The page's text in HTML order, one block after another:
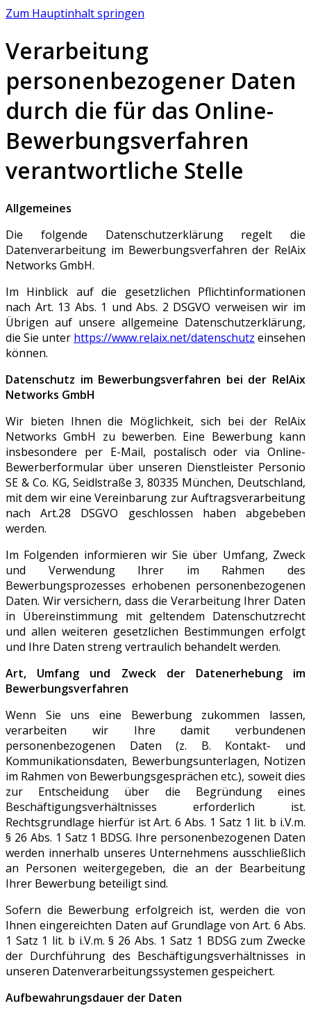
Zum Hauptinhalt springen
Verarbeitung
personenbezogener Daten
durch die für das Online-
Bewerbungsverfahren
verantwortliche Stelle
Allgemeines
Die folgende Datenschutzerklärung regelt die
Datenverarbeitung im Bewerbungsverfahren der RelAix
Networks GmbH.
Im Hinblick auf die gesetzlichen Pflichtinformationen
nach Art. 13 Abs. 1 und Abs. 2 DSGVO verweisen wir im
Übrigen auf unsere allgemeine Datenschutzerklärung,
die Sie unter https://www.relaix.net/datenschutz einsehen
können.
Datenschutz im Bewerbungsverfahren bei der RelAix
Networks GmbH
Wir bieten Ihnen die Möglichkeit, sich bei der RelAix
Networks GmbH zu bewerben. Eine Bewerbung kann
insbesondere per E-Mail, postalisch oder via Online-
Bewerberformular über unseren Dienstleister Personio
SE & Co. KG, Seidlstraße 3, 80335 München, Deutschland,
mit dem wir eine Vereinbarung zur Auftragsverarbeitung
nach Art.28 DSGVO geschlossen haben abgebeben
werden.
Im Folgenden informieren wir Sie über Umfang, Zweck
und Verwendung Ihrer im Rahmen des
Bewerbungsprozesses erhobenen personenbezogenen
Daten. Wir versichern, dass die Verarbeitung Ihrer Daten
in Übereinstimmung mit geltendem Datenschutzrecht
und allen weiteren gesetzlichen Bestimmungen erfolgt
und Ihre Daten streng vertraulich behandelt werden.
Art, Umfang und Zweck der Datenerhebung im
Bewerbungsverfahren
Wenn Sie uns eine Bewerbung zukommen lassen,
verarbeiten wir Ihre damit verbundenen
personenbezogenen Daten (z. B. Kontakt- und
Kommunikationsdaten, Bewerbungsunterlagen, Notizen
im Rahmen von Bewerbungsgesprächen etc.), soweit dies
zur Entscheidung über die Begründung eines
Beschäftigungsverhältnisses erforderlich ist.
Rechtsgrundlage hierfür ist Art. 6 Abs. 1 Satz 1 lit. b i.V.m.
§ 26 Abs. 1 Satz 1 BDSG. Ihre personenbezogenen Daten
werden innerhalb unseres Unternehmens ausschließlich
an Personen weitergegeben, die an der Bearbeitung
Ihrer Bewerbung beteiligt sind.
Sofern die Bewerbung erfolgreich ist, werden die von
Ihnen eingereichten Daten auf Grundlage von Art. 6 Abs.
1 Satz 1 lit. b i.V.m. § 26 Abs. 1 Satz 1 BDSG zum Zwecke
der Durchführung des Beschäftigungsverhältnisses in
unseren Datenverarbeitungssystemen gespeichert.
Aufbewahrungsdauer der Daten